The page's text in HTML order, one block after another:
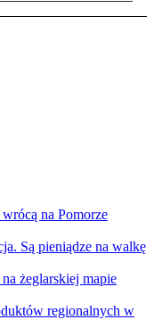
na Pomorze
Są pieniądze na walkę
żeglarskiej mapie
regionalnych w